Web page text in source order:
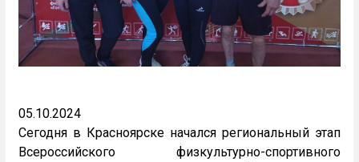
05.10.2024
Сегодня в Красноярске начался региональный этап
Всероссийского физкультурно-спортивного